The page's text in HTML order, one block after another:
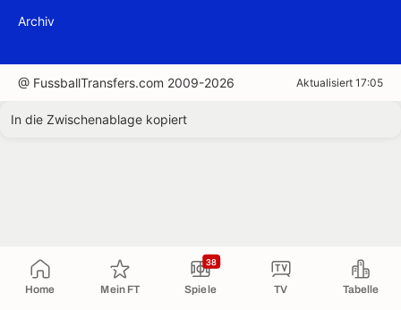
Home Mein FT Spiele
38
TV Tabelle
Archiv
@ FussballTransfers.com 2009-2026 Aktualisiert 17:05
In die Zwischenablage kopiert